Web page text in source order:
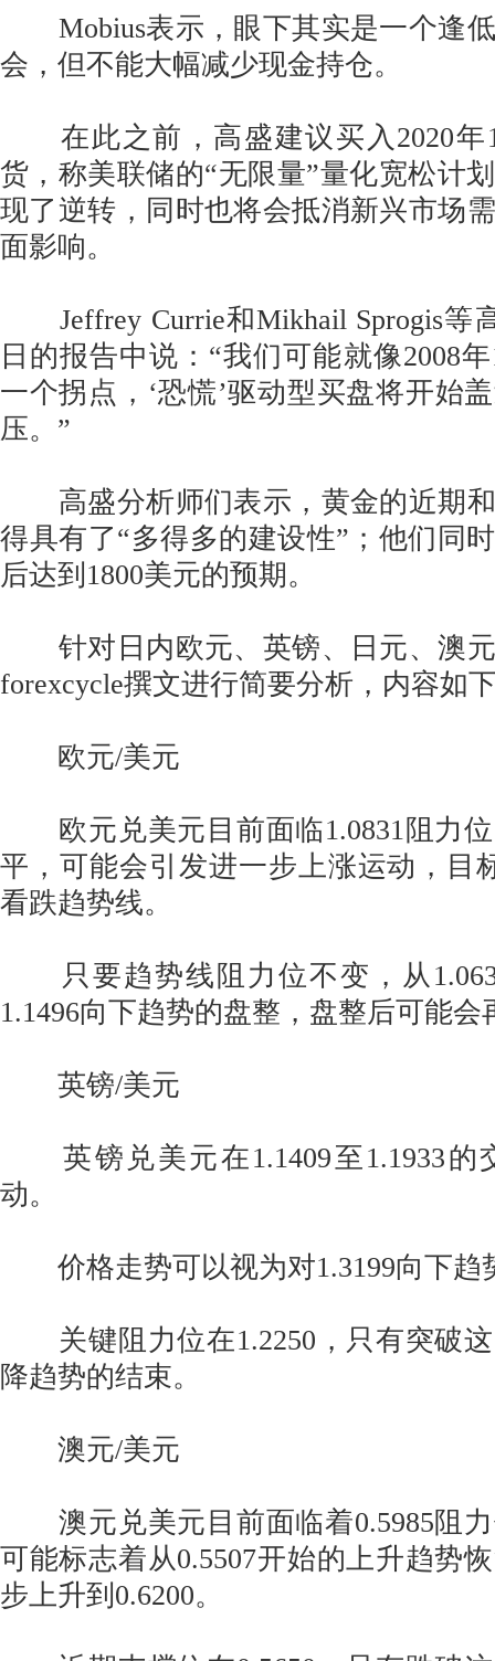
Mobius表示，眼下其实是一个逢低
会，但不能大幅减少现金持仓。
在此之前，高盛建议买入2020年
货，称美联储的“无限量”量化宽松计
现了逆转，同时也将会抵消新兴市场
面影响。
Jeffrey Currie和Mikhail Sprogis等
日的报告中说：“我们可能就像2008
一个拐点，‘恐慌’驱动型买盘将开始
压。”
高盛分析师们表示，黄金的近期和
得具有了“多得多的建设性”；他们同
后达到1800美元的预期。
针对日内欧元、英镑、日元、澳元
forexcycle撰文进行简要分析，内容如
欧元/美元
欧元兑美元目前面临1.0831阻力位
平，可能会引发进一步上涨运动，目
看跌趋势线。
只要趋势线阻力位不变，从
1.1496向下趋势的盘整，盘整后可能会
英镑/美元
英镑兑美元在1.1409至1.1933的
动。
价格走势可以视为对1.3199向下趋
关键阻力位在1.2250，只有突破这
降趋势的结束。
澳元/美元
澳元兑美元目前面临着0.5985阻力
可能标志着从0.5507开始的上升趋势
步上升到0.6200。